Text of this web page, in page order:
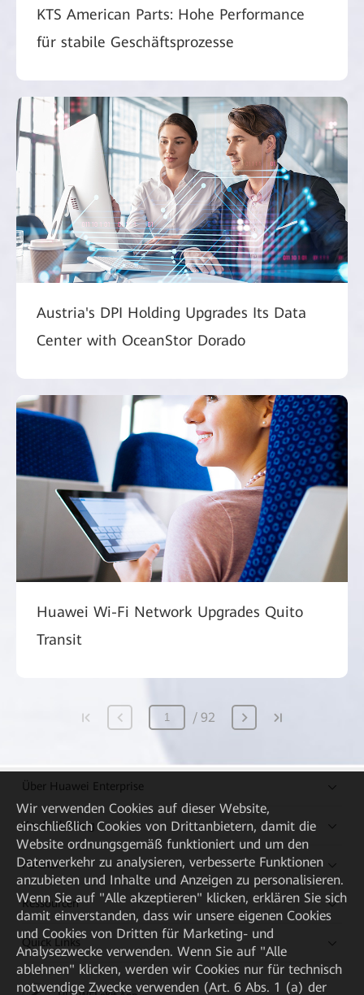
KTS American Parts: Hohe Performance
für stabile Geschäftsprozesse
Austria's DPI Holding Upgrades Its Data
Center with OceanStor Dorado
Huawei Wi-Fi Network Upgrades Quito
Transit
92
Über Huawei Enterprise
Kaufanleitung
Partner
Ressourcen
Quick Links
Wir verwenden Cookies auf dieser Website,
einschließlich Cookies von Drittanbietern, damit die
Website ordnungsgemäß funktioniert und um den
Datenverkehr zu analysieren, verbesserte Funktionen
anzubieten und Inhalte und Anzeigen zu personalisieren.
Wenn Sie auf "Alle akzeptieren" klicken, erklären Sie sich
damit einverstanden, dass wir unsere eigenen Cookies
und Cookies von Dritten für Marketing- und
Analysezwecke verwenden. Wenn Sie auf "Alle
ablehnen" klicken, werden wir Cookies nur für technisch
notwendige Zwecke verwenden (Art. 6 Abs. 1 (a) der